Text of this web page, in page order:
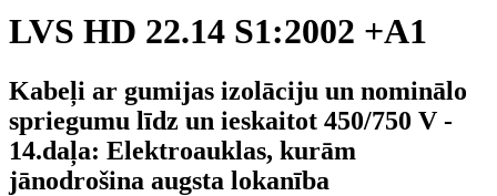
LVS HD 22.14 S1:2002 +A1
Kabeļi ar gumijas izolāciju un nominālo
spriegumu līdz un ieskaitot 450/750 V -
14.daļa: Elektroauklas, kurām
jānodrošina augsta lokanība